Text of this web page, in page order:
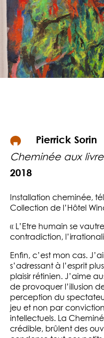
Pierrick Sorin
Cheminée aux
2018
Installation cheminée,
Collection de l’Hôtel
« L’Etre humain se
contradiction,
Enfin, c’est mon cas.
s’adressant à l’esprit
plaisir rétinien. J’aime
de provoquer l’illusion
perception du
jeu et non par
intellectuels. La
crédible, brûlent des